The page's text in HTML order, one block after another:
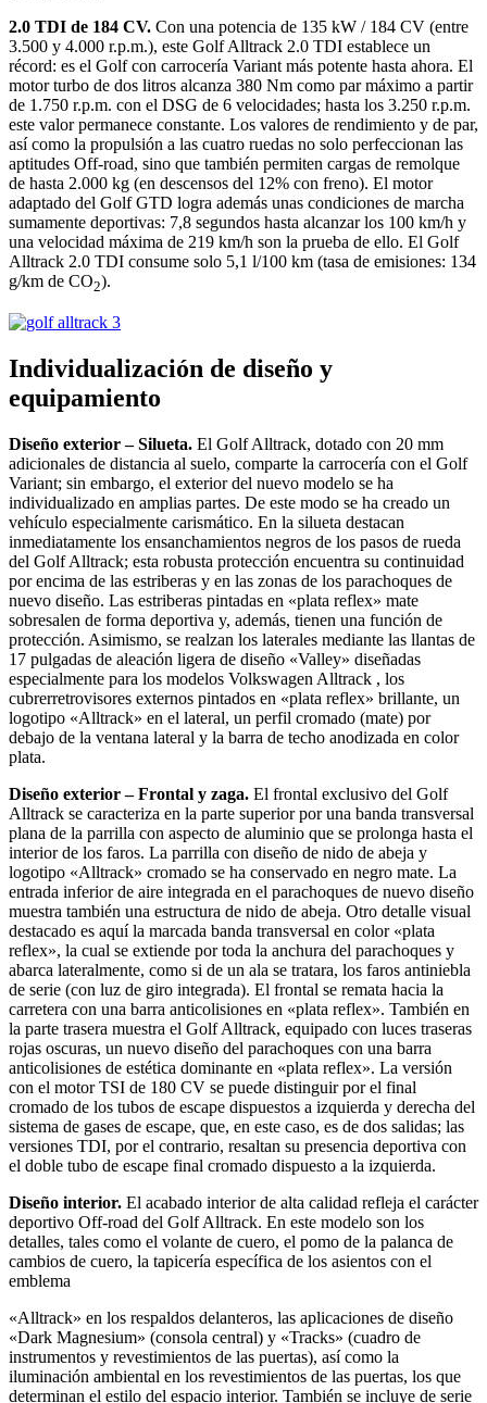
2.0 TDI de 184 CV. Con una potencia de 135 kW / 184 CV (entre
3.500 y 4.000 r.p.m.), este Golf Alltrack 2.0 TDI establece un
récord: es el Golf con carrocería Variant más potente hasta ahora. El
motor turbo de dos litros alcanza 380 Nm como par máximo a partir
de 1.750 r.p.m. con el DSG de 6 velocidades; hasta los 3.250 r.p.m.
este valor permanece constante. Los valores de rendimiento y de par,
así como la propulsión a las cuatro ruedas no solo perfeccionan las
aptitudes Off-road, sino que también permiten cargas de remolque
de hasta 2.000 kg (en descensos del 12% con freno). El motor
adaptado del Golf GTD logra además unas condiciones de marcha
sumamente deportivas: 7,8 segundos hasta alcanzar los 100 km/h y
una velocidad máxima de 219 km/h son la prueba de ello. El Golf
Alltrack 2.0 TDI consume solo 5,1 l/100 km (tasa de emisiones: 134
g/km de CO2).
Individualización de diseño y
equipamiento
Diseño exterior – Silueta. El Golf Alltrack, dotado con 20 mm
adicionales de distancia al suelo, comparte la carrocería con el Golf
Variant; sin embargo, el exterior del nuevo modelo se ha
individualizado en amplias partes. De este modo se ha creado un
vehículo especialmente carismático. En la silueta destacan
inmediatamente los ensanchamientos negros de los pasos de rueda
del Golf Alltrack; esta robusta protección encuentra su continuidad
por encima de las estriberas y en las zonas de los parachoques de
nuevo diseño. Las estriberas pintadas en «plata reflex» mate
sobresalen de forma deportiva y, además, tienen una función de
protección. Asimismo, se realzan los laterales mediante las llantas de
17 pulgadas de aleación ligera de diseño «Valley» diseñadas
especialmente para los modelos Volkswagen Alltrack , los
cubrerretrovisores externos pintados en «plata reflex» brillante, un
logotipo «Alltrack» en el lateral, un perfil cromado (mate) por
debajo de la ventana lateral y la barra de techo anodizada en color
plata.
Diseño exterior – Frontal y zaga. El frontal exclusivo del Golf
Alltrack se caracteriza en la parte superior por una banda transversal
plana de la parrilla con aspecto de aluminio que se prolonga hasta el
interior de los faros. La parrilla con diseño de nido de abeja y
logotipo «Alltrack» cromado se ha conservado en negro mate. La
entrada inferior de aire integrada en el parachoques de nuevo diseño
muestra también una estructura de nido de abeja. Otro detalle visual
destacado es aquí la marcada banda transversal en color «plata
reflex», la cual se extiende por toda la anchura del parachoques y
abarca lateralmente, como si de un ala se tratara, los faros antiniebla
de serie (con luz de giro integrada). El frontal se remata hacia la
carretera con una barra anticolisiones en «plata reflex». También en
la parte trasera muestra el Golf Alltrack, equipado con luces traseras
rojas oscuras, un nuevo diseño del parachoques con una barra
anticolisiones de estética dominante en «plata reflex». La versión
con el motor TSI de 180 CV se puede distinguir por el final
cromado de los tubos de escape dispuestos a izquierda y derecha del
sistema de gases de escape, que, en este caso, es de dos salidas; las
versiones TDI, por el contrario, resaltan su presencia deportiva con
el doble tubo de escape final cromado dispuesto a la izquierda.
Diseño interior. El acabado interior de alta calidad refleja el carácter
deportivo Off-road del Golf Alltrack. En este modelo son los
detalles, tales como el volante de cuero, el pomo de la palanca de
cambios de cuero, la tapicería específica de los asientos con el
emblema
«Alltrack» en los respaldos delanteros, las aplicaciones de diseño
«Dark Magnesium» (consola central) y «Tracks» (cuadro de
instrumentos y revestimientos de las puertas), así como la
iluminación ambiental en los revestimientos de las puertas, los que
determinan el estilo del espacio interior. También se incluye de serie